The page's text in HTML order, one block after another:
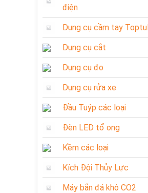
điện
Dụng cụ cầm tay
Dụng cụ cắt
Dụng cụ đo
Dụng cụ rửa xe
Đầu Tuýp các loại
Đèn LED tổ ong
Kềm các loại
Kích Đội Thủy Lực
Máy bắn đá khô CO2